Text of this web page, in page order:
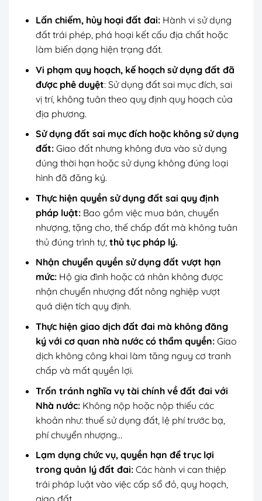
Lấn chiếm, hủy hoại đất đai:Hành vi sử dụng
đất trái phép, phá hoại kết cấu địa chất hoặc
làm biến dạng hiện trạng đất.
Vi phạm quy hoạch, kế hoạch sử dụng đất đã
được phê duyệt: Sử dụng đất sai mục đích, sai
vị trí, không tuân theo quy định quy hoạch của
địa phương.
Sử dụng đất sai mục đích hoặc không sử dụng
đất:Giao đất nhưng không đưa vào sử dụng
đúng thời hạn hoặc sử dụng không đúng loại
hình đã đăng ký.
Thực hiện quyền sử dụng đất sai quy định
pháp luật: Bao gồm việc mua bán, chuyển
nhượng, tặng cho, thế chấp đất mà không tuân
thủ đúng trình tự, thủ tục pháp lý.
Nhận chuyển quyền sử dụng đất vượt hạn
mức:Hộ gia đình hoặc cá nhân không được
nhận chuyển nhượng đất nông nghiệp vượt
quá diện tích quy định.
Thực hiện giao dịch đất đai mà không đăng
ký với cơ quan nhà nước có thẩm quyền: Giao
dịch không công khai làm tăng nguy cơ tranh
chấp và mất quyền lợi.
Trốn tránh nghĩa vụ tài chính về đất đai với
Nhà nước: Không nộp hoặc nộp thiếu các
khoản như: thuế sử dụng đất, lệ phí trước bạ,
phí chuyển nhượng…
Lạm dụng chức vụ, quyền hạn để trục lợi
trong quản lý đất đai: Các hành vi can thiệp
trái pháp luật vào việc cấp sổ đỏ, quy hoạch,